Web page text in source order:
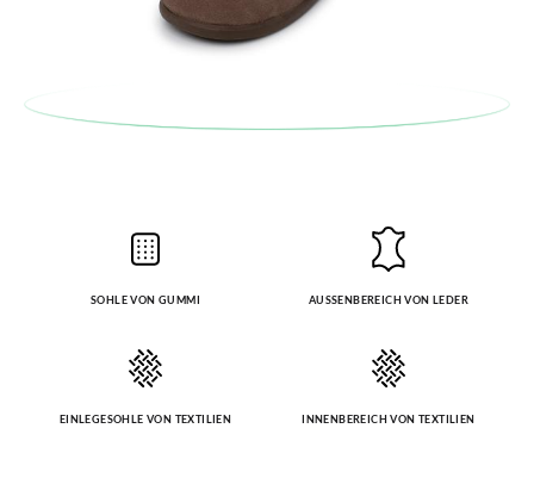
SOHLE VON GUMMI AUSSENBEREICH VON LEDER
EINLEGESOHLE VON TEXTILIEN INNENBEREICH VON TEXTILIEN